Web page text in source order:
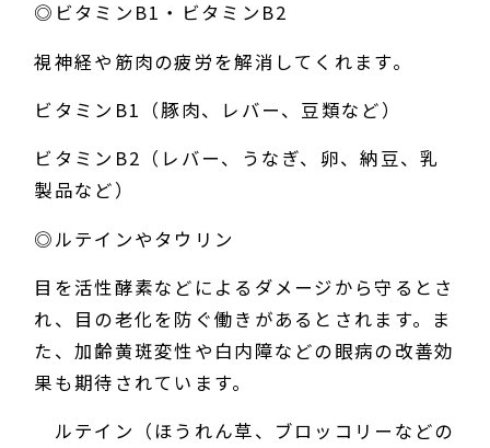
◎ビタミンB1・ビタミンB2
視神経や筋肉の疲労を解消してくれます。
ビタミンB1（豚肉、レバー、豆類など）
ビタミンB2（レバー、うなぎ、卵、納豆、乳
製品など）
◎ルテインやタウリン
目を活性酵素などによるダメージから守るとさ
れ、目の老化を防ぐ働きがあるとされます。ま
た、加齢黄斑変性や白内障などの眼病の改善効
果も期待されています。
ルテイン（ほうれん草、ブロッコリーなどの